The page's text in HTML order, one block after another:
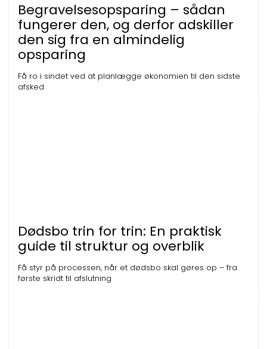
Begravelsesopsparing – sådan
fungerer den, og derfor adskiller
den sig fra en almindelig
opsparing
Få ro i sindet ved at planlægge økonomien til den sidste
afsked
Dødsbo trin for trin: En praktisk
guide til struktur og overblik
Få styr på processen, når et dødsbo skal gøres op – fra
første skridt til afslutning